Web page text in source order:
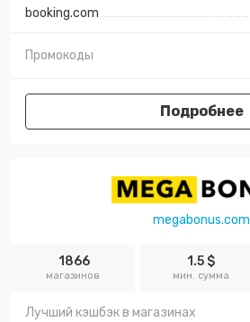
booking.com
Промокоды
Подробнее
megabonus.com
1866
магазинов
1.5 $
мин. сумма
Лучший кэшбэк в магазинах